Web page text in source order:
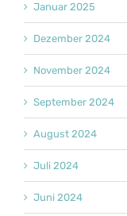
Januar 2025
Dezember 2024
November 2024
September 2024
August 2024
Juli 2024
Juni 2024